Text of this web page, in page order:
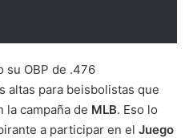
su OBP de .476
altas para beisbolistas que
la campaña de MLB. Eso lo
a participar en el Juego